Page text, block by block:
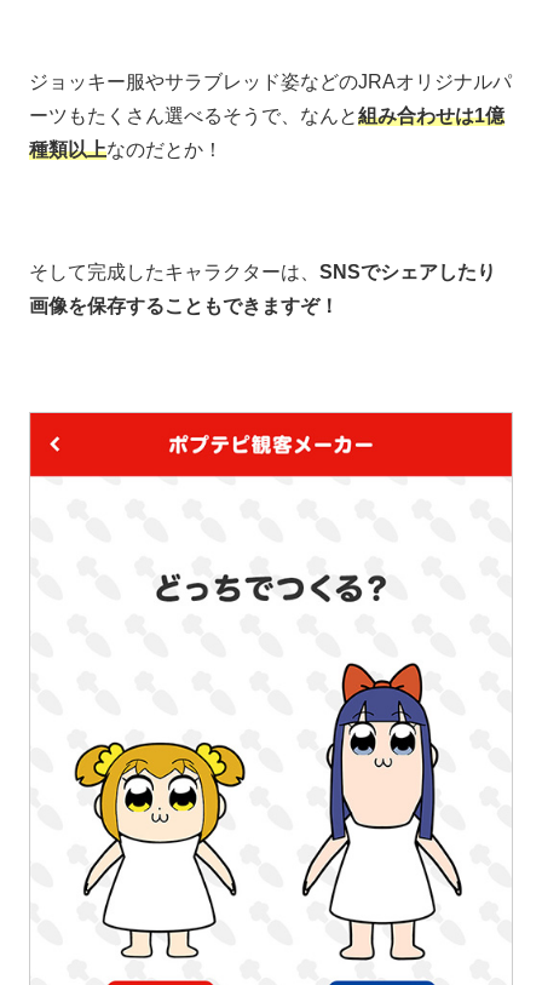
ジョッキー服やサラブレッド姿などのJRAオリジナルパ
ーツもたくさん選べるそうで、なんと組み合わせは1億
種類以上なのだとか！
そして完成したキャラクターは、 SNSでシェアしたり
画像を保存することもできますぞ！